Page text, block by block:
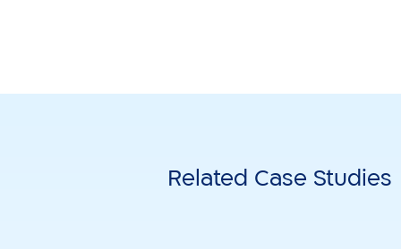
Related Case Studies